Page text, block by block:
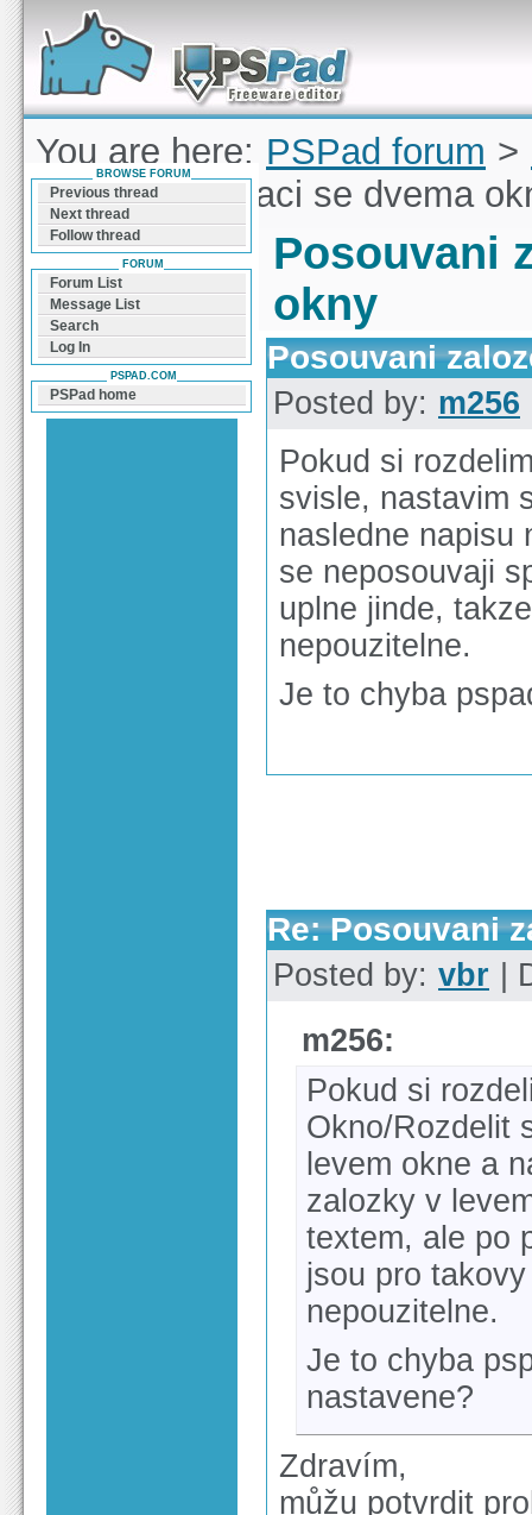
Forum can help you solve problems and quickly
find a solution with PSPad for Microsoft
Windows
You are here: PSPad forum >
zalozek pri praci se dvema
Posouvani
okny
Posouvani
Posted by: m256
Pokud si
svisle, nastavim
nasledne napisu
se neposouvaji
uplne jinde,
nepouzitelne.
Je to chyba
Re: Posouvani
Posted by: vbr |
m256:
Pokud si
Okno/Rozdelit
levem okne a
zalozky v
textem, ale po
jsou pro
nepouzitelne.
Je to chyba
nastavene?
Zdravím,
můžu potvrdit
BROWSE FORUM
Previous thread
Next thread
Follow thread
FORUM
Forum List
Message List
Search
Log In
PSPAD.COM
PSPad home